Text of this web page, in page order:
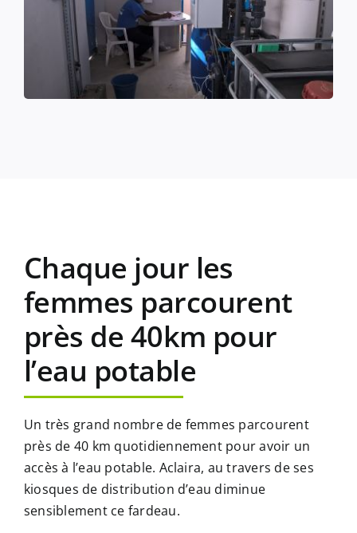
Chaque jour les
femmes parcourent
près de 40km pour
l’eau potable
Un très grand nombre de femmes parcourent
près de 40 km quotidiennement pour avoir un
accès à l’eau potable. Aclaira, au travers de ses
kiosques de distribution d’eau diminue
sensiblement ce fardeau.